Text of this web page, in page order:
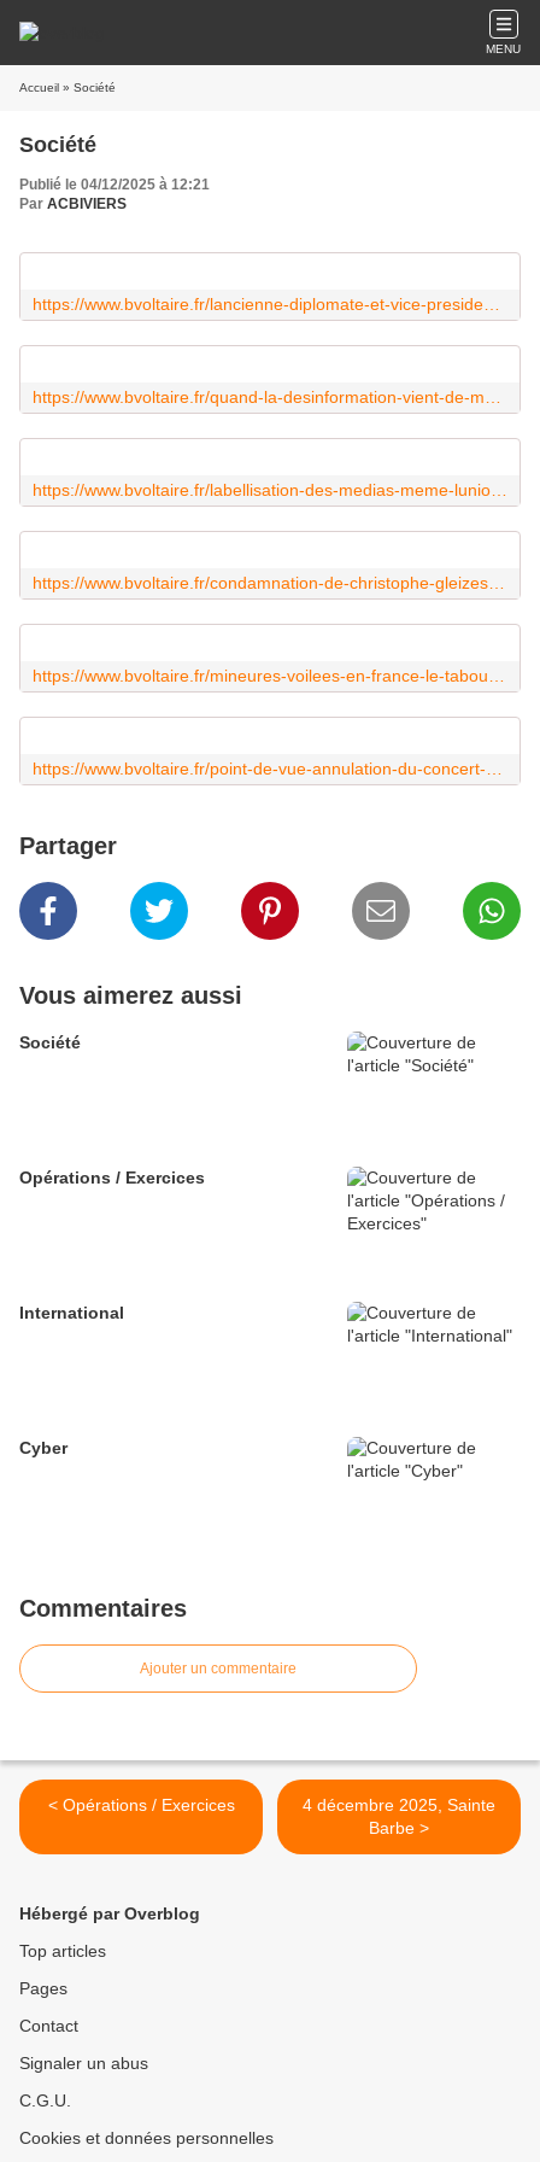
MENU
Accueil » Société
Société
Publié le 04/12/2025 à 12:21
Par ACBIVIERS
Partager
Vous aimerez aussi
Société
Opérations / Exercices
International
Cyber
Commentaires
Ajouter un commentaire
< Opérations / Exercices
4 décembre 2025, Sainte
Barbe >
Hébergé par Overblog
Top articles
Pages
Contact
Signaler un abus
C.G.U.
Cookies et données personnelles